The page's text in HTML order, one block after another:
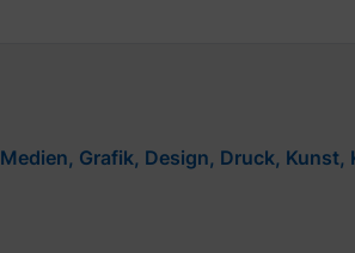
Medien, Grafik, Design, Druck, Kunst,